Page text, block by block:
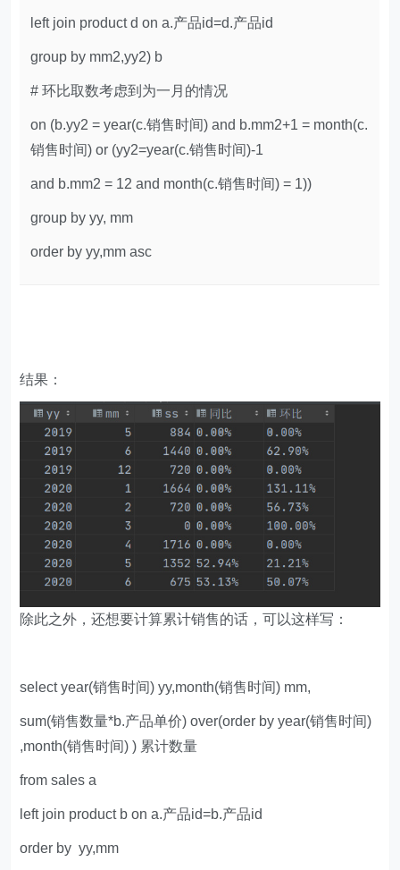
left join product d on a.产品id=d.产品id
group by mm2,yy2) b
# 环比取数考虑到为一月的情况
on (b.yy2 = year(c.销售时间) and b.mm2+1 = month(c.
销售时间) or (yy2=year(c.销售时间)-1
and b.mm2 = 12 and month(c.销售时间) = 1))
group by yy, mm
order by yy,mm asc
结果：
除此之外，还想要计算累计销售的话，可以这样写：
select year(销售时间) yy,month(销售时间) mm,
sum(销售数量*b.产品单价) over(order by year(销售时间)
,month(销售时间) ) 累计数量
from sales a
left join product b on a.产品id=b.产品id
order by yy,mm